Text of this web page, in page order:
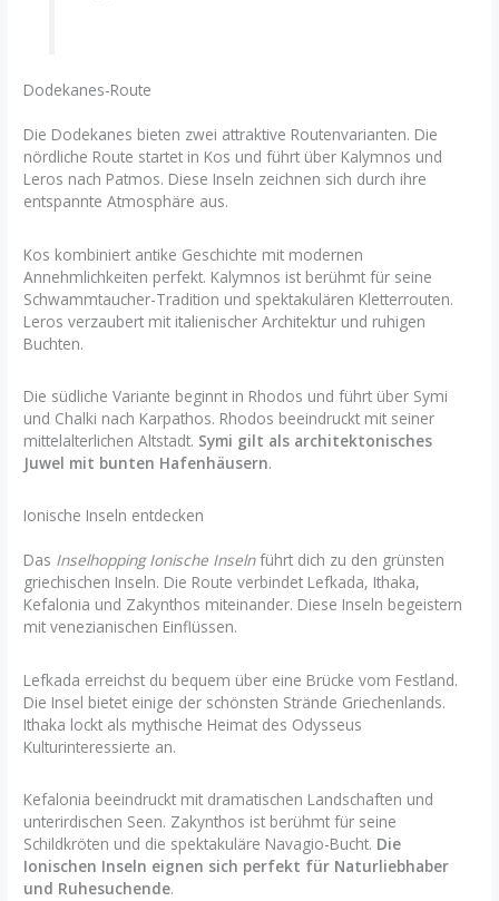
Dodekanes-Route
Die Dodekanes bieten zwei attraktive Routenvarianten. Die
nördliche Route startet in Kos und führt über Kalymnos und
Leros nach Patmos. Diese Inseln zeichnen sich durch ihre
entspannte Atmosphäre aus.
Kos kombiniert antike Geschichte mit modernen
Annehmlichkeiten perfekt. Kalymnos ist berühmt für seine
Schwammtaucher-Tradition und spektakulären Kletterrouten.
Leros verzaubert mit italienischer Architektur und ruhigen
Buchten.
Die südliche Variante beginnt in Rhodos und führt über Symi
und Chalki nach Karpathos. Rhodos beeindruckt mit seiner
mittelalterlichen Altstadt. Symi gilt als architektonisches
Juwel mit bunten Hafenhäusern.
Ionische Inseln entdecken
Das Inselhopping Ionische Inselnführt dich zu den grünsten
griechischen Inseln. Die Route verbindet Lefkada, Ithaka,
Kefalonia und Zakynthos miteinander. Diese Inseln begeistern
mit venezianischen Einflüssen.
Lefkada erreichst du bequem über eine Brücke vom Festland.
Die Insel bietet einige der schönsten Strände Griechenlands.
Ithaka lockt als mythische Heimat des Odysseus
Kulturinteressierte an.
Kefalonia beeindruckt mit dramatischen Landschaften und
unterirdischen Seen. Zakynthos ist berühmt für seine
Schildkröten und die spektakuläre Navagio-Bucht. Die
Ionischen Inseln eignen sich perfekt für Naturliebhaber
und Ruhesuchende.